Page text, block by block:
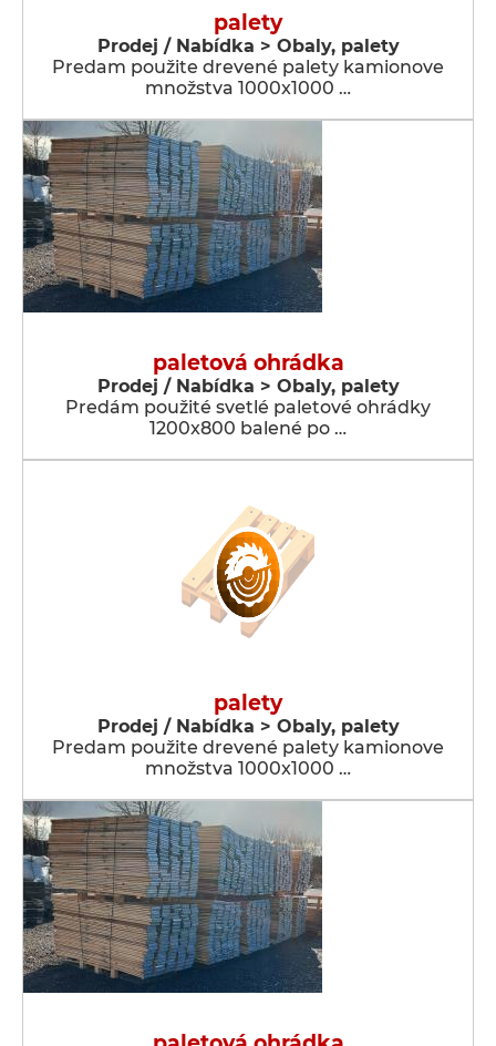
palety
Prodej / Nabídka > Obaly, palety
Predam použite drevené palety kamionove
množstva 1000x1000 …
paletová ohrádka
Prodej / Nabídka > Obaly, palety
Predám použité svetlé paletové ohrádky
1200x800 balené po …
palety
Prodej / Nabídka > Obaly, palety
Predam použite drevené palety kamionove
množstva 1000x1000 …